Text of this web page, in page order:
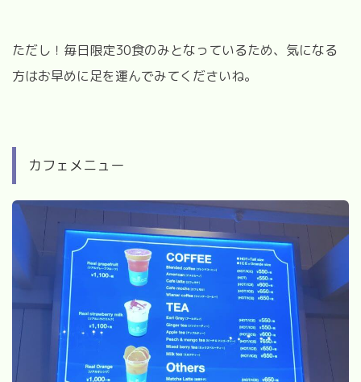
ただし！毎日限定30食のみとなっているため、気になる
方はお早めに足を運んでみてくださいね。
カフェメニュー